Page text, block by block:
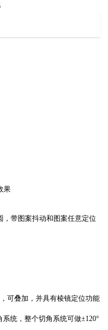
果
可叠加，并具有棱镜定位功能